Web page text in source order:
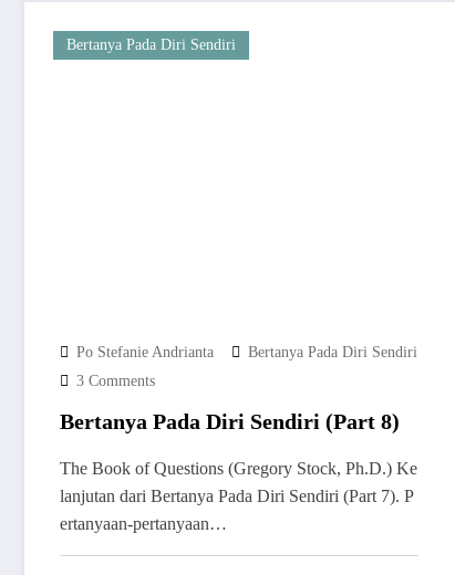
Bertanya Pada Diri Sendiri
Po Stefanie Andrianta
Bertanya Pada Diri Sendiri
3 Comments
Bertanya Pada Diri Sendiri (Part 8)
The Book of Questions (Gregory Stock, Ph.D.) Ke
lanjutan dari Bertanya Pada Diri Sendiri (Part 7). P
ertanyaan-pertanyaan…